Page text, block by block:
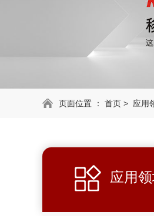
页面位置 ： 首页 > 应用
应用